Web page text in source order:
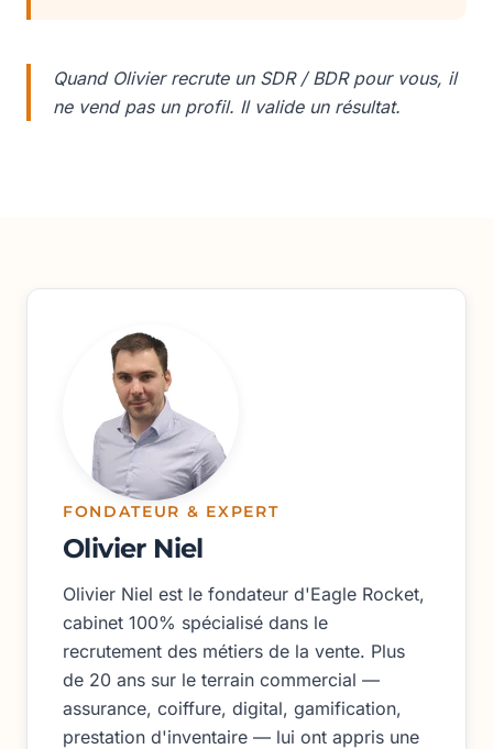
Quand Olivier recrute un SDR / BDR pour vous, il
ne vend pas un profil. Il valide un résultat.
FONDATEUR & EXPERT
Olivier Niel
Olivier Niel est le fondateur d'Eagle Rocket,
cabinet 100% spécialisé dans le
recrutement des métiers de la vente. Plus
de 20 ans sur le terrain commercial —
assurance, coiffure, digital, gamification,
prestation d'inventaire — lui ont appris une